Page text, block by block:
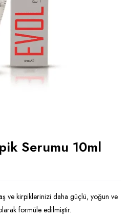
Serumu 10ml
ve kirpiklerinizi daha güçlü, yoğun ve
formüle edilmiştir.